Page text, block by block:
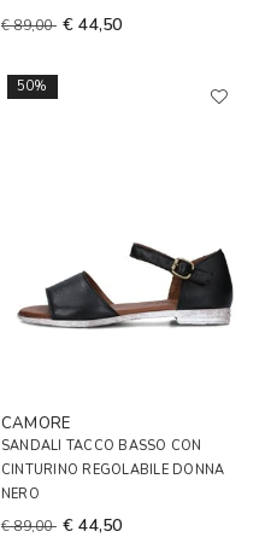
€ 89,00 € 44,50
50%
CAMORE
SANDALI TACCO BASSO CON
CINTURINO REGOLABILE DONNA
NERO
€ 89,00 € 44,50